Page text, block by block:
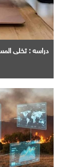
دراسه : تخلي